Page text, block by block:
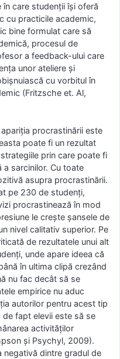
care studenții își oferă
cu practicile academic,
bine formulat care să
procesul de
a feedback-ului care
unor ateliere și
cu vorbitul în
(Fritzsche et. Al,
procrastinării este
poate fi un rezultat
prin care poate fi
sarcinilor. Cu toate
asupra procrastinării.
pe 230 de studenți,
procrastinează în mod
le crește șansele de
nivel calitativ superior. Pe
de rezultatele unui alt
unde apare ideea că
în ultima clipă crezând
nu fac decât să se
empirice nu aduc
autorilor pentru acest tip
fapt elevii este să se
activităților
și Psychyl, 2009).
negativă dintre gradul de